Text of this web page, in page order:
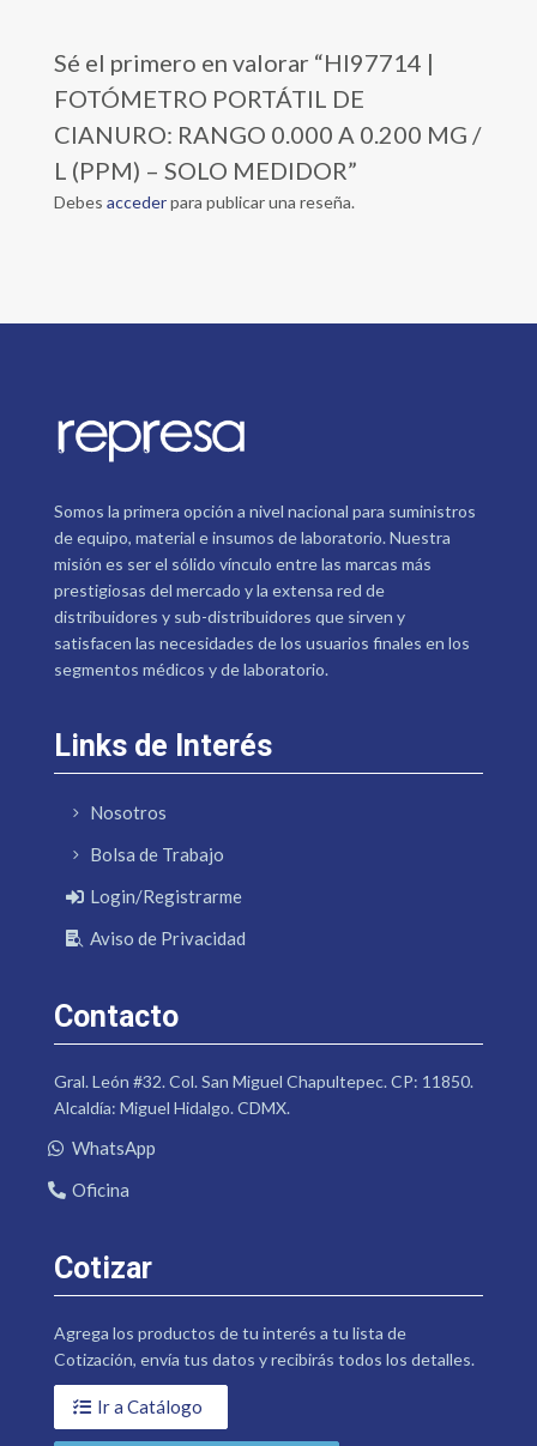
Sé el primero en valorar “HI97714 |
FOTÓMETRO PORTÁTIL DE
CIANURO: RANGO 0.000 A 0.200 MG /
L (PPM) – SOLO MEDIDOR”
Debes accederpara publicar una reseña.
Somos la primera opción a nivel nacional para suministros
de equipo, material e insumos de laboratorio. Nuestra
misión es ser el sólido vínculo entre las marcas más
prestigiosas del mercado y la extensa red de
distribuidores y sub-distribuidores que sirven y
satisfacen las necesidades de los usuarios finales en los
segmentos médicos y de laboratorio.
Links de Interés
Nosotros
Bolsa de Trabajo
Login/Registrarme
Aviso de Privacidad
Contacto
Gral. León #32. Col. San Miguel Chapultepec. CP: 11850.
Alcaldía: Miguel Hidalgo. CDMX.
WhatsApp
Oficina
Cotizar
Agrega los productos de tu interés a tu lista de
Cotización, envía tus datos y recibirás todos los detalles.
Ir a Catálogo